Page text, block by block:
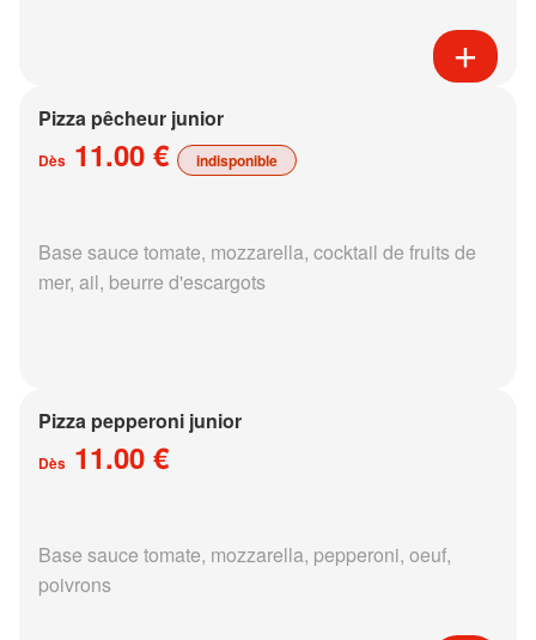
Pizza pêcheur junior
Dès 11.00 € indisponible
Base sauce tomate, mozzarella, cocktail de fruits de
mer, ail, beurre d'escargots
Pizza pepperoni junior
Dès 11.00 €
Base sauce tomate, mozzarella, pepperoni, oeuf,
poivrons